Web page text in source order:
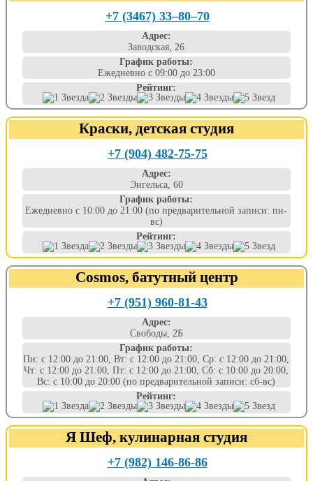
+7 (3467) 33‒80‒70
Адрес:
Заводская, 26
График работы:
Ежедневно с 09:00 до 23:00
Рейтинг:
Краски, детская студия
+7 (904) 482-75-75
Адрес:
Энгельса, 60
График работы:
Ежедневно с 10:00 до 21:00 (по предварительной записи: пн-
вс)
Рейтинг:
Cosmos, батутный центр
+7 (951) 960-81-43
Адрес:
Свободы, 2Б
График работы:
Пн: с 12:00 до 21:00, Вт: с 12:00 до 21:00, Ср: с 12:00 до 21:00,
Чт: с 12:00 до 21:00, Пт: с 12:00 до 21:00, Сб: с 10:00 до 20:00,
Вс: с 10:00 до 20:00 (по предварительной записи: сб-вс)
Рейтинг:
Я Шеф, кулинарная студия
+7 (982) 146-86-86